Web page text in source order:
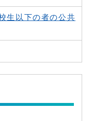
生以下の者の公共